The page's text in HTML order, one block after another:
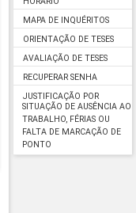
MAPA DE INQUÉRITOS
ORIENTAÇÃO DE TESES
AVALIAÇÃO DE TESES
RECUPERAR SENHA
JUSTIFICAÇÃO POR
SITUAÇÃO DE AUSÊNCIA AO
TRABALHO, FÉRIAS OU
FALTA DE MARCAÇÃO DE
PONTO